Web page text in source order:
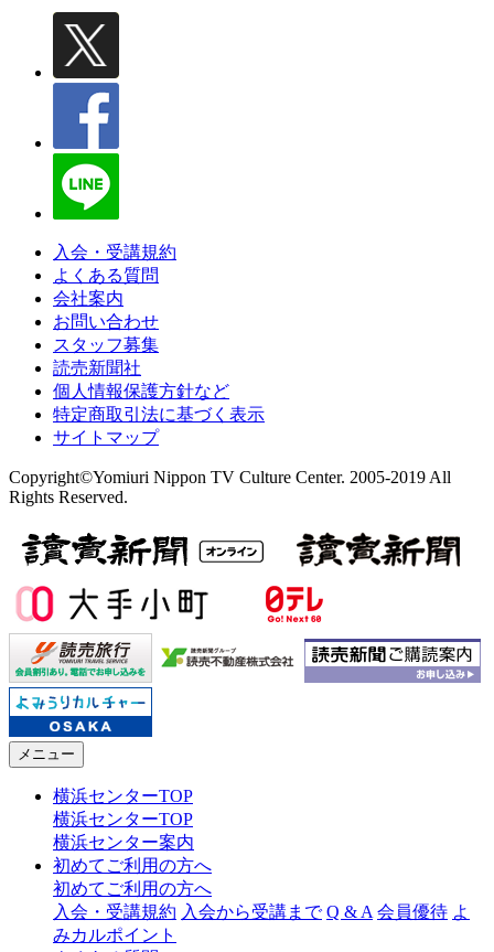
入会・受講規約
よくある質問
会社案内
お問い合わせ
スタッフ募集
読売新聞社
個人情報保護方針など
特定商取引法に基づく表示
サイトマップ
Copyright©Yomiuri Nippon TV Culture Center. 2005-2019 All
Rights Reserved.
メニュー
横浜センターTOP
横浜センターTOP
横浜センター案内
初めてご利用の方へ
初めてご利用の方へ
入会・受講規約 入会から受講まで Q & A 会員優待 よ
みカルポイント